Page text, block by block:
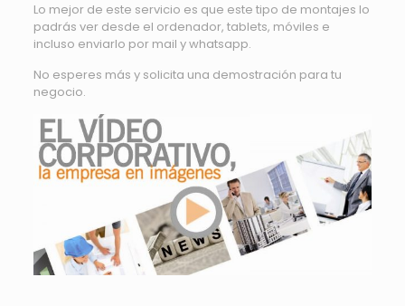
Lo mejor de este servicio es que este tipo de montajes lo
padrás ver desde el ordenador, tablets, móviles e
incluso enviarlo por mail y whatsapp.
No esperes más y solicita una demostración para tu
negocio.